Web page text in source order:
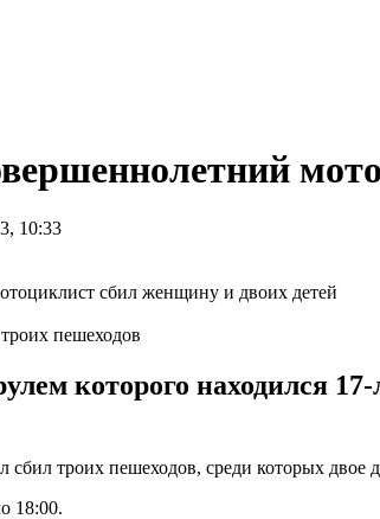
10:33
пешеходов
которого находился
сбил троих пешеходов, среди которых двое
18:00.